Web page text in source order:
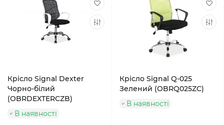
Крісло Signal Dexter
Чорно-білий
(OBRDEXTERCZB)
В наявності
Крісло Signal Q-025
Зелений (OBRQ025ZC)
В наявності